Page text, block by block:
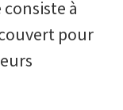
à
pour